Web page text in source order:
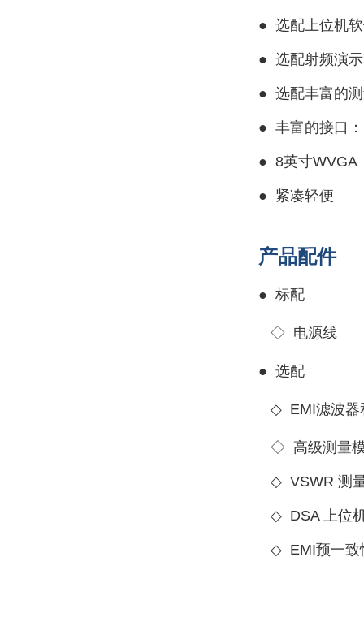
● 选配上位机
● 选配射频演
● 选配丰富的
● 丰富的接口
● 8英寸WVGA
● 紧凑轻便
产品配件
● 标配
◇ 电源线
● 选配
◇ EMI滤波
◇ 高级测量
◇ VSWR 测
◇ DSA 上位
◇ EMI预一